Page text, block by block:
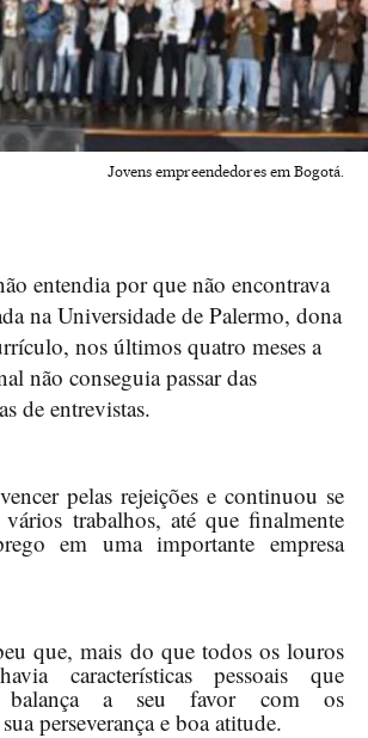
Jovens empreendedores em Bogotá.
entendia por que não encontrava
na Universidade de Palermo, dona
nos últimos quatro meses a
não conseguia passar das
de entrevistas.
pelas rejeições e continuou se
trabalhos, até que finalmente
em uma importante empresa
que, mais do que todos os louros
características pessoais que
balança a seu favor com os
perseverança e boa atitude.